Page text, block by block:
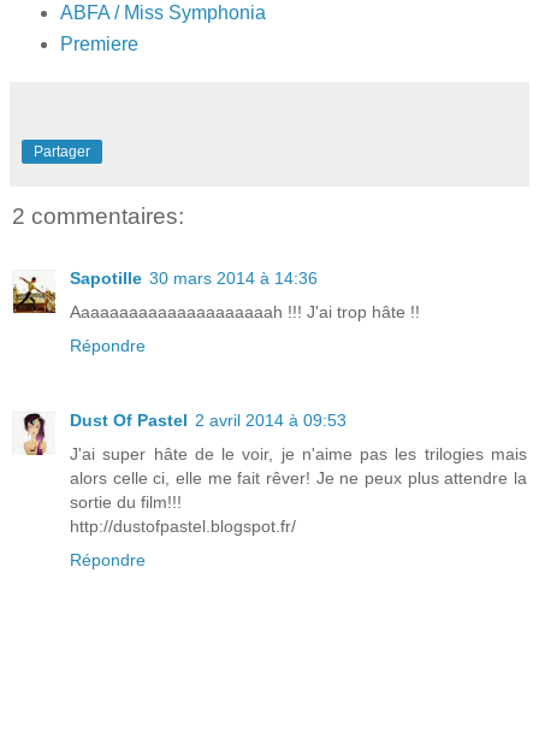
ABFA / Miss Symphonia
Premiere
Partager
2 commentaires:
Sapotille 30 mars 2014 à 14:36
Aaaaaaaaaaaaaaaaaaaaah !!! J'ai trop hâte !!
Répondre
Dust Of Pastel 2 avril 2014 à 09:53
J'ai super hâte de le voir, je n'aime pas les trilogies mais
alors celle ci, elle me fait rêver! Je ne peux plus attendre la
sortie du film!!!
http://dustofpastel.blogspot.fr/
Répondre